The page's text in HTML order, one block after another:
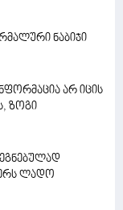
ნაბიჯი
არ იცის
ზოგი
ლადო